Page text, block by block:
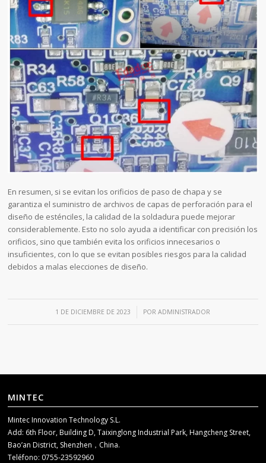
En resumen, si se evitan los orificios de paso de chapa y se
garantiza el suministro de archivos de capas de perforación para el
diseño de esténciles, la calidad de la soldadura puede mejorar
considerablemente. Esto no solo ayuda a identificar con precisión los
orificios, sino que también evita los orificios innecesarios o
insuficientes, con lo que se evitan posibles riesgos para la calidad
debidos a malas elecciones de diseño.
1 DE DICIEMBRE DE 2023
/ PORADMINISTRADOR
MINTEC
Mintec Innovation Technology S.L.
Add: 6th Floor, Building D, Taixinglong Industrial Park, Hangcheng Street,
Bao’an District, Shenzhen，China.
Teléfono: 0755-23592960